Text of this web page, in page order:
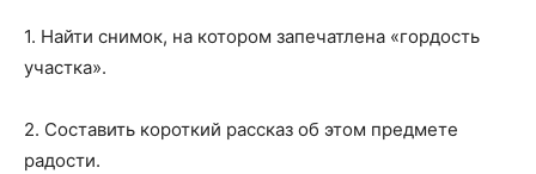
1. Найти снимок, на котором запечатлена «гордость
участка».
2. Составить короткий рассказ об этом предмете
радости.